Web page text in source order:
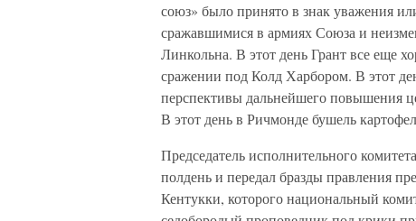
союз» было принято в знак уважения
сражавшимися в армиях Союза и
Линкольна. В этот день Грант все еще
сражении под Колд Харбором. В этот
перспективы дальнейшего повышения
В этот день в Ричмонде бушель
Председатель исполнительного
полдень и передал бразды правления
Кентукки, которого национальный